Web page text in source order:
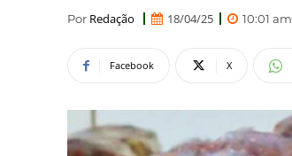
Por Redação 18/04/25 10:01 am
Facebook X